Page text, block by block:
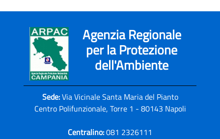
Agenzia Regionale
per la Protezione
dell'Ambiente
Sede:Via Vicinale Santa Maria del Pianto
Centro Polifunzionale, Torre 1 - 80143 Napoli
Centralino:081 2326111